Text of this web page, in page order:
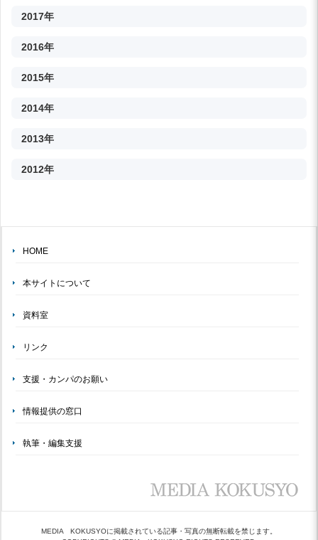
2017年
2016年
2015年
2014年
2013年
2012年
HOME
本サイトについて
資料室
リンク
支援・カンパのお願い
情報提供の窓口
執筆・編集支援
MEDIA KOKUSYOに掲載されている記事・写真の無断転載を禁じます。